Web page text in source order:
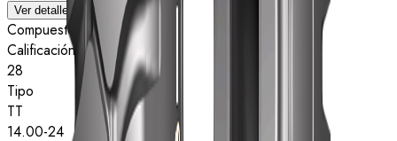
Ver detalles
Compuesto
Calificación de estrellas
28
Tipo
TT
14.00-24